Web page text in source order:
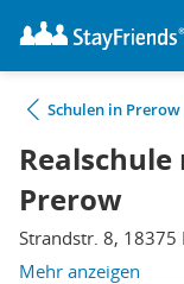
Schulen in Prerow
Prerow
Strandstr. 8, 18375
Mehr anzeigen